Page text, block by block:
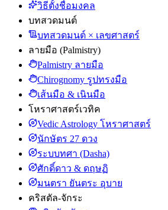
วิธีตั้งชื่อมงคล
บทสวดมนต์
บทสวดมนต์ × เลขศาสตร์
ลายมือ (Palmistry)
Palmistry ลายมือ
Chirognomy รูปทรงมือ
เส้นมือ & เนินมือ
โหราศาสตร์เวทิค
Vedic Astrology โหราศาสตร์
นักษัตร 27 ดวง
ระบบทศา (Dasha)
ศักดิ์ดาว & ดฤษฏิ
มนตรา ยันตระ อุบาย
คริสตัล-จักระ